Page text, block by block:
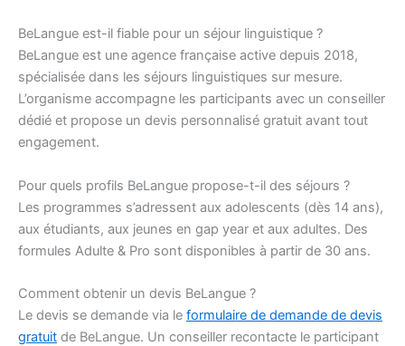
BeLangue est-il fiable pour un séjour linguistique ?
BeLangue est une agence française active depuis 2018,
spécialisée dans les séjours linguistiques sur mesure.
L’organisme accompagne les participants avec un conseiller
dédié et propose un devis personnalisé gratuit avant tout
engagement.
Pour quels profils BeLangue propose-t-il des séjours ?
Les programmes s’adressent aux adolescents (dès 14 ans),
aux étudiants, aux jeunes en gap year et aux adultes. Des
formules Adulte & Pro sont disponibles à partir de 30 ans.
Comment obtenir un devis BeLangue ?
Le devis se demande via le formulaire de demande de devis
gratuit de BeLangue. Un conseiller recontacte le participant